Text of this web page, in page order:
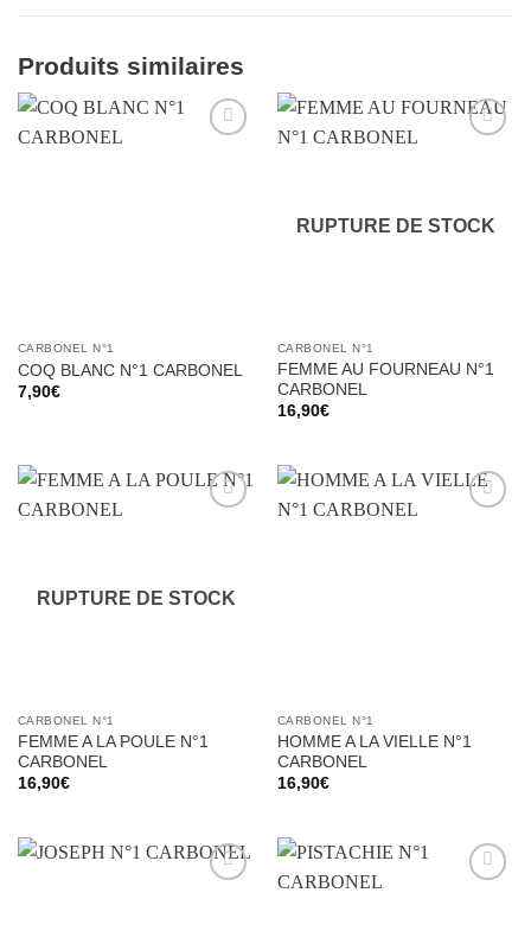
Produits similaires
CARBONEL N°1
COQ BLANC N°1 CARBONEL
7,90€
RUPTURE DE STOCK
CARBONEL N°1
FEMME AU FOURNEAU N°1
CARBONEL
16,90€
RUPTURE DE STOCK
CARBONEL N°1
FEMME A LA POULE N°1
CARBONEL
16,90€
CARBONEL N°1
HOMME A LA VIELLE N°1
CARBONEL
16,90€